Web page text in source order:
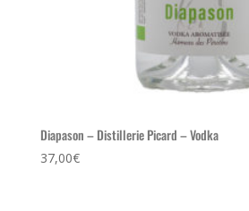
Diapason – Distillerie Picard – Vodka
37,00€